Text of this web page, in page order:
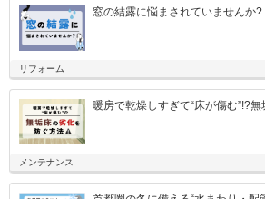
窓の結露に悩まされていませんか?
リフォーム
暖房で乾燥しすぎて“床が傷む”!?
メンテナンス